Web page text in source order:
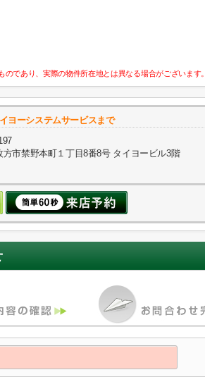
であり、実際の物件所在地とは異なる場合がございます。
ヨーシステムサービスまで
方市禁野本町１丁目8番8号 タイヨービル3階